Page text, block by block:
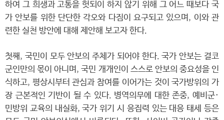
하여 그 희생과 고통을 헛되이 하지 않기 위해 그 어느 때보다 국
가 안보를 위한 단단한 각오와 다짐이 요구되고 있으며, 이와 관
련한 실천 방안에 대해 제안해 보고자 한다.
첫째, 국민이 모두 안보의 주체가 되어야 한다. 국가 안보는 결코
군인만의 몫이 아니며, 국민 개개인이 스스로 안보의 중요성을 인
식하고, 평상시부터 관심과 참여를 이어가는 것이 국가방위의 가
장 근본적인 기반이 될 수 있다. 병역의무에 대한 존중, 예비군·
민방위 교육의 내실화, 국가 위기 시 응집력 있는 대응 태세 등은